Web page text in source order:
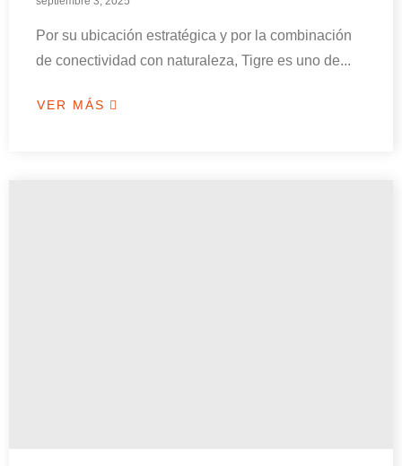
Por su ubicación estratégica y por la combinación
de conectividad con naturaleza, Tigre es uno de...
VER MÁS